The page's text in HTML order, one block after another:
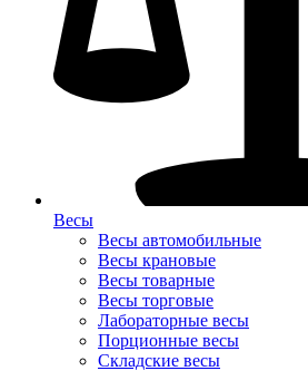
Весы
Весы автомобильные
Весы крановые
Весы товарные
Весы торговые
Лабораторные весы
Порционные весы
Складские весы